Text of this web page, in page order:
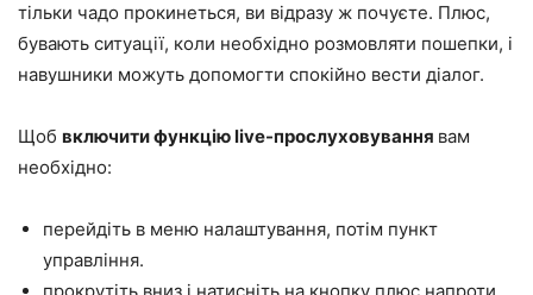
тільки чадо прокинеться, ви відразу ж почуєте. Плюс,
бувають ситуації, коли необхідно розмовляти пошепки, і
навушники можуть допомогти спокійно вести діалог.
Щоб включити функцію live-прослуховування вам
необхідно:
перейдіть в меню налаштування, потім пункт
управління.